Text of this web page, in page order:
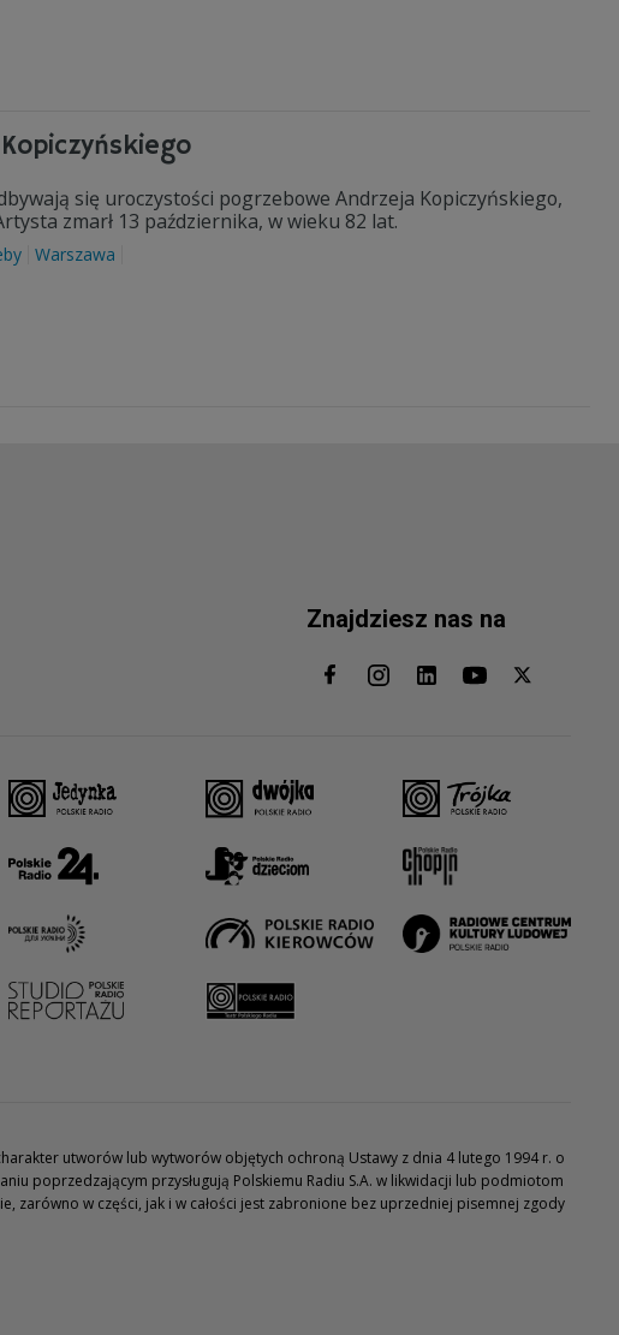
się uroczystości pogrzebowe Andrzeja Kopiczyńskiego,
zmarł 13 października, w wieku 82 lat.
Warszawa
Znajdziesz nas na
utworów lub wytworów objętych ochroną Ustawy z dnia 4 lutego 1994 r. o
poprzedzającym przysługują Polskiemu Radiu S.A. w likwidacji lub podmiotom
zarówno w części, jak i w całości jest zabronione bez uprzedniej pisemnej zgody